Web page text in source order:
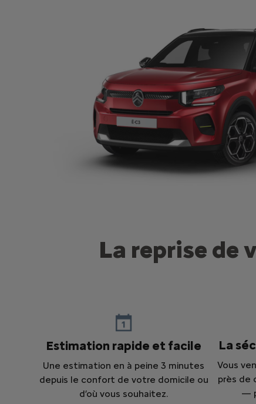
La reprise de
Estimation rapide et facile
Une estimation en à peine 3 minutes
depuis le confort de votre domicile ou
d’où vous souhaitez.
La
Vous
près de
—